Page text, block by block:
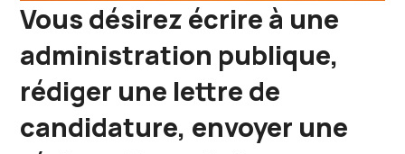
Vous désirez écrire à une
administration publique,
rédiger une lettre de
candidature, envoyer une